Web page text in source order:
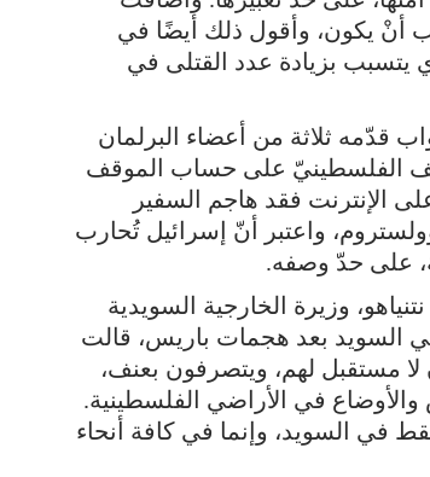
أنْ يكون، وأقول ذلك أيضًا في
يتسبب بزيادة عدد القتلى في
قدّمه ثلاثة من أعضاء البرلمان
الفلسطينيّ على حساب الموقف
الإنترنت فقد هاجم السفير
واعتبر أنّ إسرائيل تُحارب
على حدّ وصفه.
وزيرة الخارجية السويدية
في السويد بعد هجمات باريس، قالت
مستقبل لهم، ويتصرفون بعنف،
في الأراضي الفلسطينية.
في السويد، وإنما في كافة أنحاء